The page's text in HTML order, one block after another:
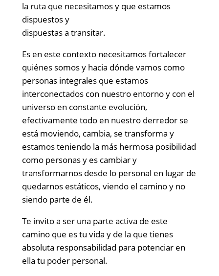
la ruta que necesitamos y que estamos
dispuestos y
dispuestas a transitar.
Es en este contexto necesitamos fortalecer
quiénes somos y hacia dónde vamos como
personas integrales que estamos
interconectados con nuestro entorno y con el
universo en constante evolución,
efectivamente todo en nuestro derredor se
está moviendo, cambia, se transforma y
estamos teniendo la más hermosa posibilidad
como personas y es cambiar y
transformarnos desde lo personal en lugar de
quedarnos estáticos, viendo el camino y no
siendo parte de él.
Te invito a ser una parte activa de este
camino que es tu vida y de la que tienes
absoluta responsabilidad para potenciar en
ella tu poder personal.